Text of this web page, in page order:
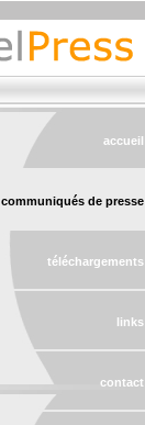
accueil
communiqués de presse
téléchargements
links
contact